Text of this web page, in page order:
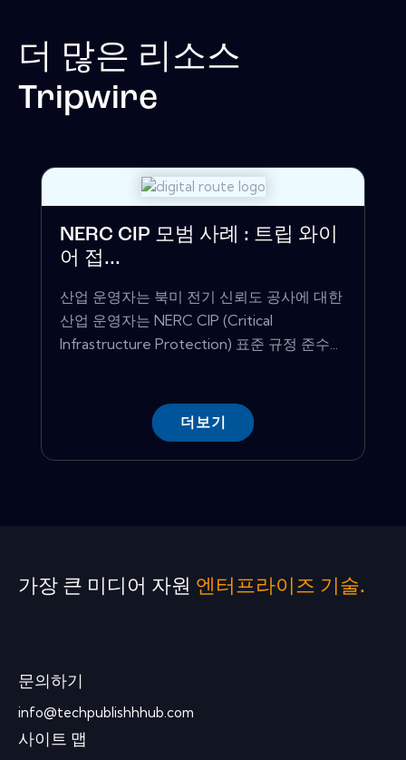
더 많은 리소스
Tripwire
NERC CIP 모범 사례 : 트립 와이
어 접...
산업 운영자는 북미 전기 신뢰도 공사에 대한
산업 운영자는 NERC CIP (Critical
Infrastructure Protection) 표준 규정 준수...
더보기
가장 큰 미디어 자원 엔터프라이즈 기술.
문의하기
info@techpublishhhub.com
사이트 맵